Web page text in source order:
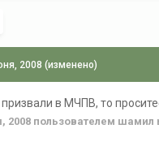
2008 (изменено)
в МЧПВ, то
2008 пользователем шамил